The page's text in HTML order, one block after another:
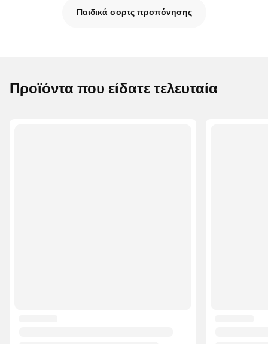
Παιδικά σορτς προπόνησης
Προϊόντα που είδατε τελευταία